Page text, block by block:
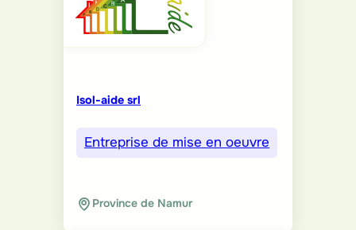
Isol-aide srl
Entreprise de mise en oeuvre
Province de Namur